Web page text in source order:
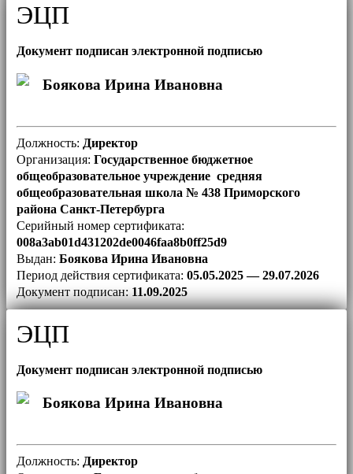
ЭЦП
Документ подписан электронной подписью
Боякова Ирина Ивановна
Должность: Директор
Организация: Государственное бюджетное
общеобразовательное учреждение средняя
общеобразовательная школа № 438 Приморского
района Санкт-Петербурга
Серийный номер сертификата:
008a3ab01d431202de0046faa8b0ff25d9
Выдан: Боякова Ирина Ивановна
Период действия сертификата: 05.05.2025 — 29.07.2026
Документ подписан: 11.09.2025
ЭЦП
Документ подписан электронной подписью
Боякова Ирина Ивановна
Должность: Директор